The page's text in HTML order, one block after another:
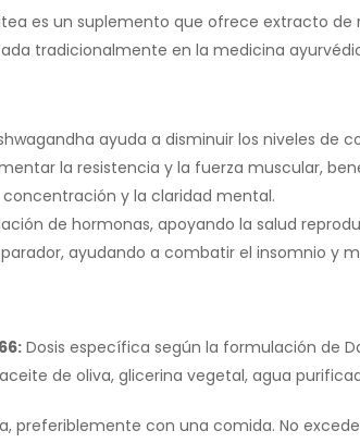
es un suplemento que ofrece extracto
tradicionalmente en la medicina
ayuda a disminuir los niveles de
la resistencia y la fuerza muscular,
y la claridad mental.
de hormonas, apoyando la salud
ayudando a combatir el insomnio y
Dosis específica según la formulación de
de oliva, glicerina vegetal, agua
preferiblemente con una comida. No